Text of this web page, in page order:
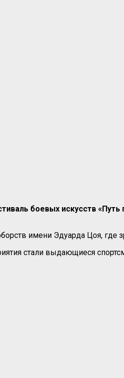
боевых искусств «Путь
имени Эдуарда Цоя, где
стали выдающиеся